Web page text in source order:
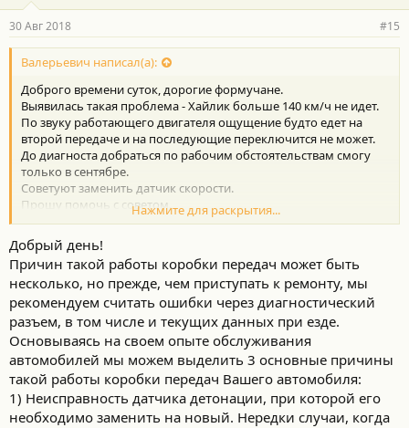
30 Авг 2018 #15
Валерьевич написал(а):
Доброго времени суток, дорогие формучане.
Выявилась такая проблема - Хайлик больше 140 км/ч не идет.
По звуку работающего двигателя ощущение будто едет на
второй передаче и на последующие переключится не может.
До диагноста добраться по рабочим обстоятельствам смогу
только в сентябре.
Советуют заменить датчик скорости.
Прошу помочь с советом.
Хай 3.0л, 1-MZ, 2002 г.в.
Нажмите для раскрытия...
Добрый день!
Причин такой работы коробки передач может быть
несколько, но прежде, чем приступать к ремонту, мы
рекомендуем считать ошибки через диагностический
разъем, в том числе и текущих данных при езде.
Основываясь на своем опыте обслуживания
автомобилей мы можем выделить 3 основные причины
такой работы коробки передач Вашего автомобиля:
1) Неисправность датчика детонации, при которой его
необходимо заменить на новый. Нередки случаи, когда